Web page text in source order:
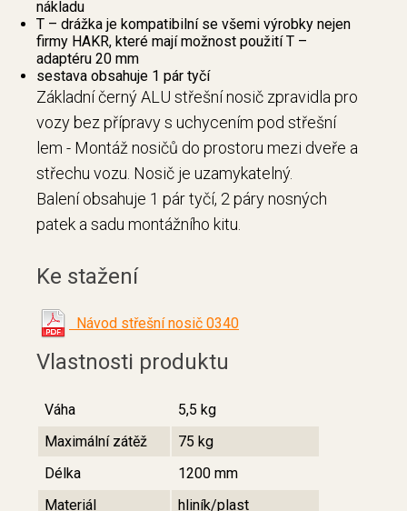
nákladu
T – drážka je kompatibilní se všemi výrobky nejen
firmy HAKR, které mají možnost použití T –
adaptéru 20 mm
sestava obsahuje 1 pár tyčí
Základní černý ALU střešní nosič zpravidla pro
vozy bez přípravy s uchycením pod střešní
lem - Montáž nosičů do prostoru mezi dveře a
střechu vozu. Nosič je uzamykatelný.
Balení obsahuje 1 pár tyčí, 2 páry nosných
patek a sadu montážního kitu.
Ke stažení
Návod střešní nosič 0340
Vlastnosti produktu
Váha
5,5 kg
Maximální zátěž
75 kg
Délka
1200 mm
Materiál
hliník/plast